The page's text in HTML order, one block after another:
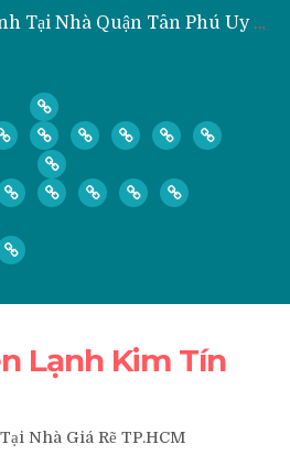
” Hỏi ” Máy Lạnh Kém Lạnh, Chỉ Có Gió Không Lạnh Phải Làm Sao?
Tủ Lạnh Tại Nhà Quận 3
Lạnh Kim Tín
Nhà Giá Rẽ TP.HCM